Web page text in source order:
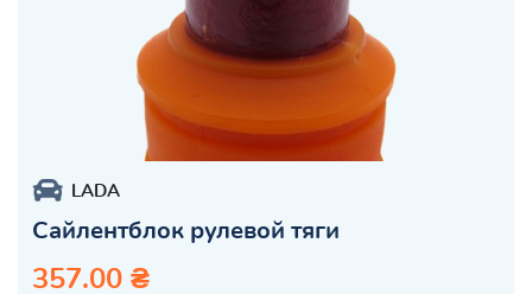
LADA
Сайлентблок рулевой тяги
357.00 ₴